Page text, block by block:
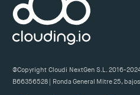
@Copyright Cloudi NextGen S.L. 2016-
B66356528 | Ronda General Mitre 25,